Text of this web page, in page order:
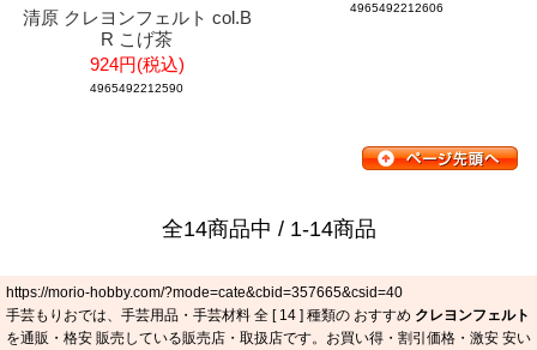
清原 クレヨンフェルト col.B
R こげ茶
924円(税込)
4965492212590
4965492212606
全14商品中 / 1-14商品
https://morio-hobby.com/?mode=cate&cbid=357665&csid=40
手芸もりおでは、手芸用品・手芸材料 全 [ 14 ] 種類の おすすめ クレヨンフェルト
を通販・格安 販売している販売店・取扱店です。お買い得・割引価格・激安 安い